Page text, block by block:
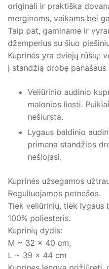
originali ir praktiška
merginoms, vaikams bei
Taip pat, gaminame ir
džemperius su šiuo
Kuprinės yra dviejų rūšių:
į standžią drobę panašaus
Veliūrinio audinio
malonios liesti.
nešiursta.
Lygaus baldinio
primena standžios
nešiojasi.
Kuprinės užsegamos
Reguliuojamos petnešos.
Tiek veliūrinių, tiek lygaus
100% poliesteris.
Kuprinių dydis:
M ~ 32 x 40 cm,
L ~ 39 x 44 cm